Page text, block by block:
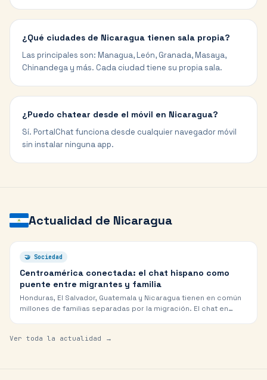
¿Qué ciudades de Nicaragua tienen sala propia?
Las principales son: Managua, León, Granada, Masaya,
Chinandega y más. Cada ciudad tiene su propia sala.
¿Puedo chatear desde el móvil en Nicaragua?
Sí. PortalChat funciona desde cualquier navegador móvil
sin instalar ninguna app.
Actualidad de Nicaragua
🤝 Sociedad
Centroamérica conectada: el chat hispano como
puente entre migrantes y familia
Honduras, El Salvador, Guatemala y Nicaragua tienen en común
millones de familias separadas por la migración. El chat en
Ver toda la actualidad →